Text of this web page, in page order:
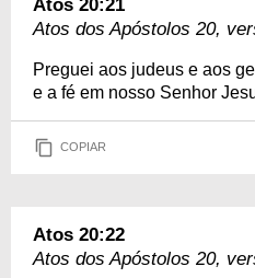
Atos 20:21
Atos dos Apóstolos 20,
Preguei aos judeus e aos
e a fé em nosso Senhor
COPIAR
Atos 20:22
Atos dos Apóstolos 20,